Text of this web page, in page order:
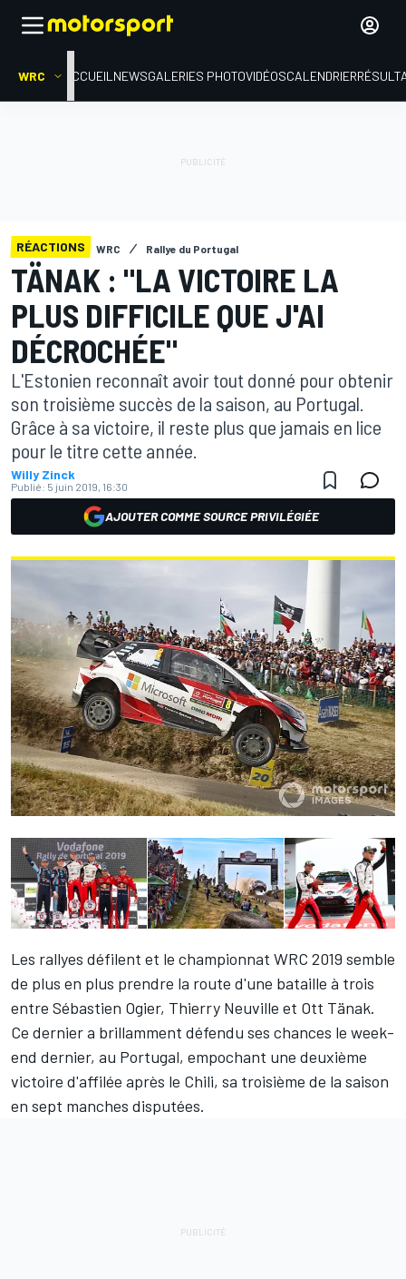
WRC ACCUEIL NEWSGALERIES PHOTOVIDÉOSCALENDRIER
RÉACTIONS WRC Rallye du Portugal
TÄNAK : "LA VICTOIRE LA
PLUS DIFFICILE QUE J'AI
DÉCROCHÉE"
L'Estonien reconnaît avoir tout donné pour obtenir
son troisième succès de la saison, au Portugal.
Grâce à sa victoire, il reste plus que jamais en lice
pour le titre cette année.
Willy Zinck
Publié: 5 juin 2019, 16:30
AJOUTER COMME SOURCE PRIVILÉGIÉE
Les rallyes défilent et le championnat WRC 2019 semble
de plus en plus prendre la route d'une bataille à trois
entre Sébastien Ogier, Thierry Neuville et Ott Tänak.
Ce dernier a brillamment défendu ses chances le week-
end dernier, au Portugal, empochant une deuxième
victoire d'affilée après le Chili, sa troisième de la saison
en sept manches disputées.